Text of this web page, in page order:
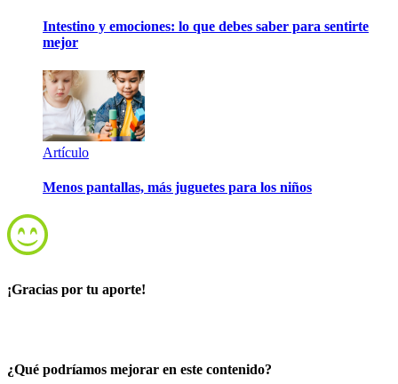
Intestino y emociones: lo que debes saber para sentirte
mejor
Artículo
Menos pantallas, más juguetes para los niños
¡Gracias por tu aporte!
¿Qué podríamos mejorar en este contenido?